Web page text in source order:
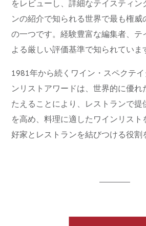
をレビューし、詳細なテイスティン
ンの紹介で知られる世界で最も権
の一つです。経験豊富な編集者、テ
よる厳しい評価基準で知られていま
1981年から続くワイン・スペクテ
ンリストアワードは、世界的に優れ
たえることにより、レストランで提
を高め、料理に適したワインリスト
好家とレストランを結びつける役割